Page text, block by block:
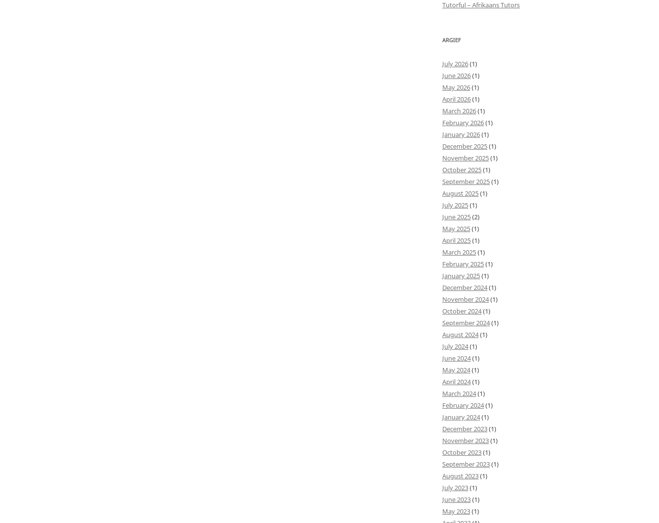
Tutorful – Afrikaans Tutors
ARGIEF
July 2026(1)
June 2026(1)
May 2026(1)
April 2026(1)
March 2026(1)
February 2026(1)
January 2026(1)
December 2025(1)
November 2025(1)
October 2025(1)
September 2025(1)
August 2025(1)
July 2025(1)
June 2025(2)
May 2025(1)
April 2025(1)
March 2025(1)
February 2025(1)
January 2025(1)
December 2024(1)
November 2024(1)
October 2024(1)
September 2024(1)
August 2024(1)
July 2024(1)
June 2024(1)
May 2024(1)
April 2024(1)
March 2024(1)
February 2024(1)
January 2024(1)
December 2023(1)
November 2023(1)
October 2023(1)
September 2023(1)
August 2023(1)
July 2023(1)
June 2023(1)
May 2023(1)